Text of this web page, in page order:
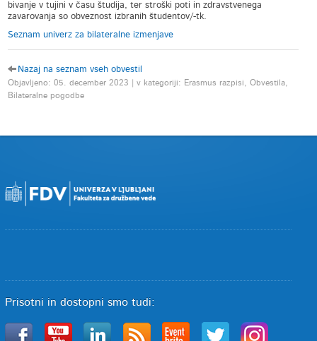
bivanje v tujini v času študija, ter stroški poti in zdravstvenega
zavarovanja so obveznost izbranih študentov/-tk.
Seznam univerz za bilateralne izmenjave
Nazaj na seznam vseh obvestil
Objavljeno: 05. december 2023 | v kategoriji: Erasmus razpisi, Obvestila,
Bilateralne pogodbe
Prisotni in dostopni smo tudi: